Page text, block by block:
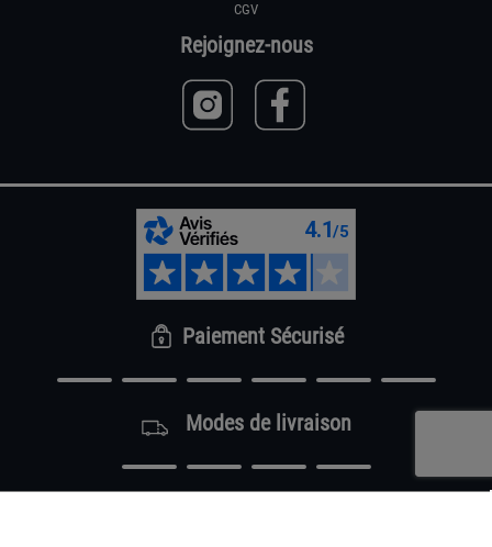
CGV
Rejoignez-nous
Paiement Sécurisé
Modes de livraison